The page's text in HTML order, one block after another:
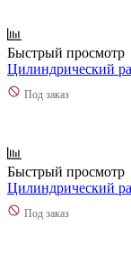
Быстрый просмотр
Цилиндрический
Под заказ
Быстрый просмотр
Цилиндрический
Под заказ